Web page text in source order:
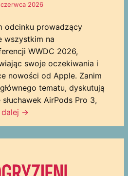
2026
odcinku prowadzący
wszystkim na
WWDC 2026,
swoje oczekiwania i
nowości od Apple. Zanim
tematu, dyskutują
AirPods Pro 3,
→